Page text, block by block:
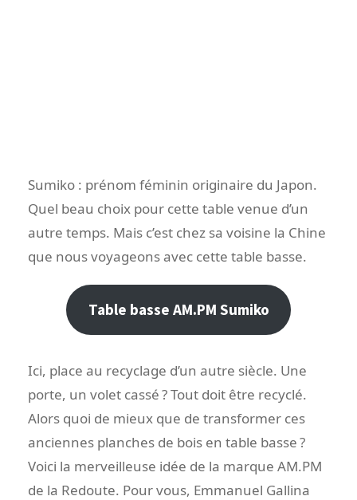
Sumiko : prénom féminin originaire du Japon.
Quel beau choix pour cette table venue d’un
autre temps. Mais c’est chez sa voisine la Chine
que nous voyageons avec cette table basse.
Table basse AM.PM Sumiko
Ici, place au recyclage d’un autre siècle. Une
porte, un volet cassé ? Tout doit être recyclé.
Alors quoi de mieux que de transformer ces
anciennes planches de bois en table basse ?
Voici la merveilleuse idée de la marque AM.PM
de la Redoute. Pour vous, Emmanuel Gallina